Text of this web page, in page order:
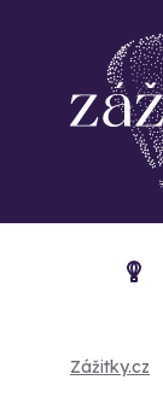
Zážitky.cz